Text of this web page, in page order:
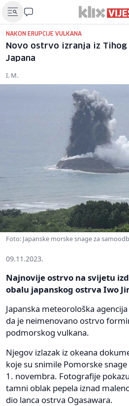
NAKON ERUPCIJE VULKANA
Novo ostrvo izranja iz Tihog
Japana
I. M.
Foto: Japanske morske snage za
09.11.2023.
Najnovije ostrvo na svijetu
obalu japanskog ostrva Iwo
Japanska meteorološka
da je neimenovano ostrvo
podmorskog vulkana.
Njegov izlazak iz okeana
koje su snimile Pomorske
1. novembra. Fotografije
tamni oblak pepela iznad
dio lanca ostrva Ogasawara.